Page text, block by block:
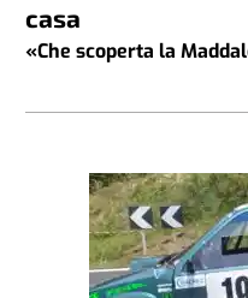
casa
«Che scoperta la